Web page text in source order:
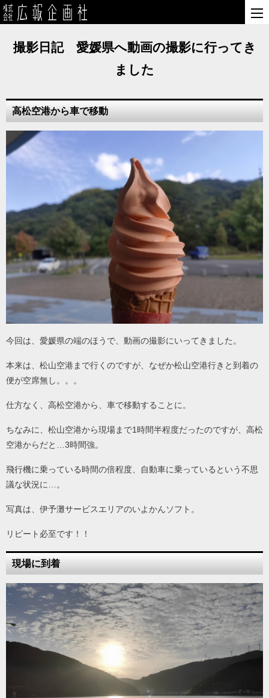
撮影日記 愛媛県へ動画の撮影に行ってき
ました
高松空港から車で移動
今回は、愛媛県の端のほうで、動画の撮影にいってきました。
本来は、松山空港まで行くのですが、なぜか松山空港行きと到着の
便が空席無し。。。
仕方なく、高松空港から、車で移動することに。
ちなみに、松山空港から現場まで1時間半程度だったのですが、高松
空港からだと…3時間強。
飛行機に乗っている時間の倍程度、自動車に乗っているという不思
議な状況に…。
写真は、伊予灘サービスエリアのいよかんソフト。
リピート必至です！！
現場に到着